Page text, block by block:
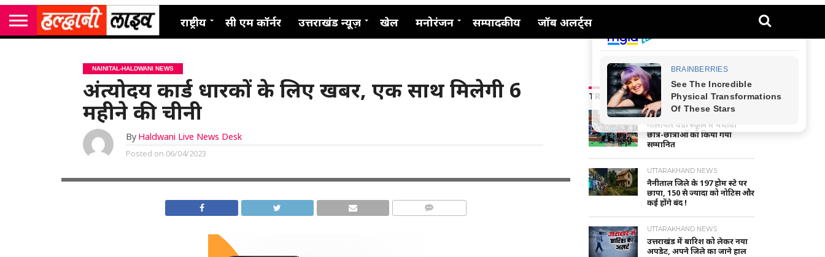
राष्ट्रीय सी एम कॉर्नर उत्तराखंड न्यूज़ खेल मनोरंजन सम्पादकीय जॉब अलर्ट्स
NAINITAL-HALDWANI NEWS
अंत्योदय कार्ड धारकों के लिए खबर, एक साथ मिलेगी 6
महीने की चीनी
By Haldwani Live News Desk
Posted on 06/04/2023
TRENDING NEWS
NAINITAL-HALDWANI NEWS
गौलापार वैंडी स्कूल में मेधावी
छात्र-छात्राओं को किया गया
सम्मानित
UTTARAKHAND NEWS
नैनीताल जिले के 197 होम स्टे पर
छापा, 150 से ज्यादा को नोटिस और
कई होंगे बंद !
UTTARAKHAND NEWS
उत्तराखंड में बारिश को लेकर नया
अपडेट, अपने जिले का जाने हाल